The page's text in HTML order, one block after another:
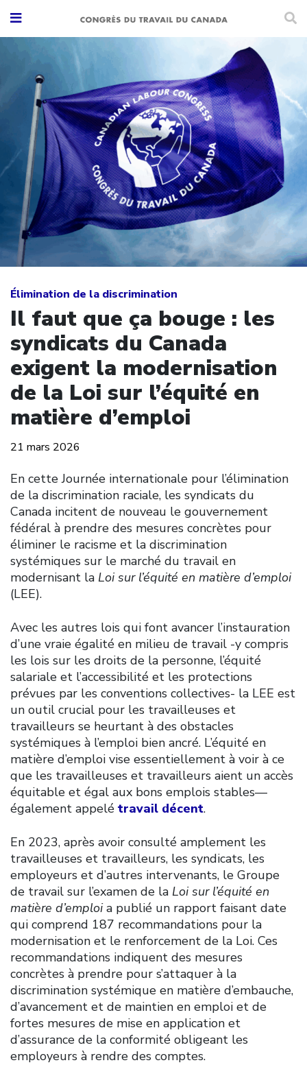
Élimination de la discrimination
Il faut que ça bouge : les
syndicats du Canada
exigent la modernisation
de la Loi sur l’équité en
matière d’emploi
21 mars 2026
En cette Journée internationale pour l’élimination
de la discrimination raciale, les syndicats du
Canada incitent de nouveau le gouvernement
fédéral à prendre des mesures concrètes pour
éliminer le racisme et la discrimination
systémiques sur le marché du travail en
modernisant la Loi sur l’équité en matière d’emploi
(LEE).
Avec les autres lois qui font avancer l’instauration
d’une vraie égalité en milieu de travail -y compris
les lois sur les droits de la personne, l’équité
salariale et l’accessibilité et les protections
prévues par les conventions collectives- la LEE est
un outil crucial pour les travailleuses et
travailleurs se heurtant à des obstacles
systémiques à l’emploi bien ancré. L’équité en
matière d’emploi vise essentiellement à voir à ce
que les travailleuses et travailleurs aient un accès
équitable et égal aux bons emplois stables—
également appelé travail décent.
En 2023, après avoir consulté amplement les
travailleuses et travailleurs, les syndicats, les
employeurs et d’autres intervenants, le Groupe
de travail sur l’examen de la Loi sur l’équité en
matière d’emploia publié un rapport faisant date
qui comprend 187 recommandations pour la
modernisation et le renforcement de la Loi. Ces
recommandations indiquent des mesures
concrètes à prendre pour s’attaquer à la
discrimination systémique en matière d’embauche,
d’avancement et de maintien en emploi et de
fortes mesures de mise en application et
d’assurance de la conformité obligeant les
employeurs à rendre des comptes.